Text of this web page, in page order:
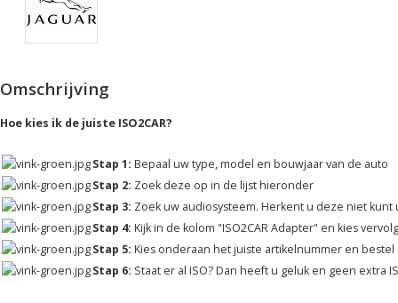
Omschrijving
Hoe kies ik de juiste ISO2CAR?
Stap 1: Bepaal uw type, model en bouwjaar van de auto
Stap 2: Zoek deze op in de lijst hieronder
Stap 3: Zoek uw audiosysteem. Herkent u deze niet
Stap 4: Kijk in de kolom "ISO2CAR Adapter" en kies
Stap 5: Kies onderaan het juiste artikelnummer en
Stap 6: Staat er al ISO? Dan heeft u geluk en geen extra